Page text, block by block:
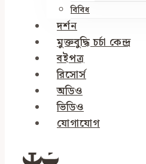
বিবিধ
দর্শন
মুক্তবুদ্ধি চর্চা কেন্দ্র
বইপত্র
রিসোর্স
অডিও
ভিডিও
যোগাযোগ